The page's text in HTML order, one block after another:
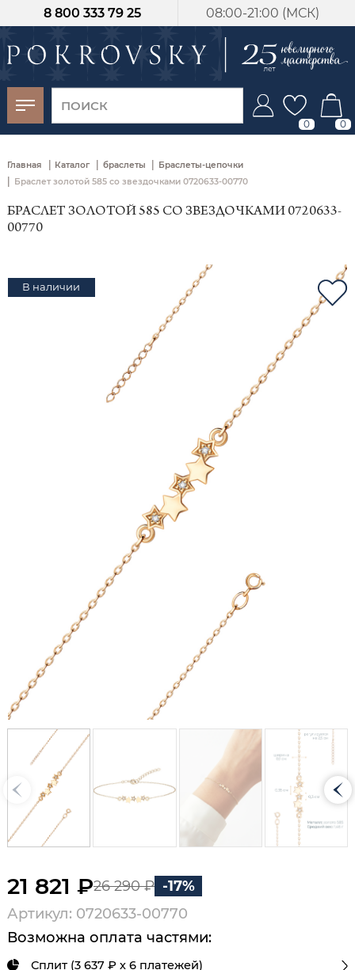
08:00-21:00 (МСК)
8 800 333 79 25
0 0
Главная | Каталог | браслеты | Браслеты-цепочки
| Браслет золотой 585 со звездочками 0720633-00770
БРАСЛЕТ ЗОЛОТОЙ 585 СО ЗВЕЗДОЧКАМИ 0720633-
00770
В наличии
21 821 ₽26 290 ₽ -17%
Артикул: 0720633-00770
Возможна оплата частями:
Сплит (3 637 ₽ х 6 платежей)
-30%
от 15 дней с
момента оплаты